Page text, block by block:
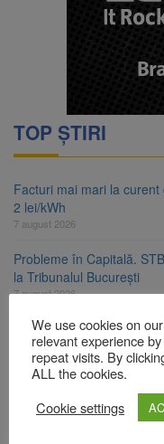
TOP ȘTIRI
Facturi mai mari la
2 lei/kWh
7 august 2026
Probleme în Capitală.
la Tribunalul București
7 august 2026
Guvernul pregătește
consumatori de energie
7 august 2026
FIDELIS VIII: Investiții în
până la 7,50%
We use cookies on
relevant experience
repeat visits. By
ALL the cookies.
Cookie settings